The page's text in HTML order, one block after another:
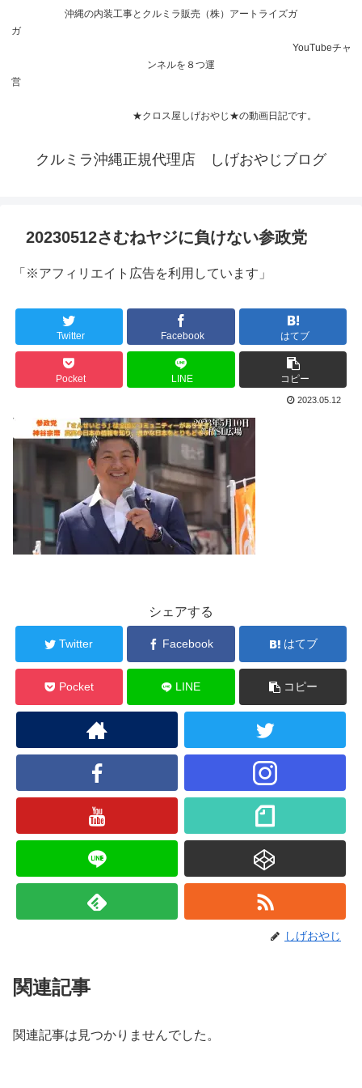
沖縄の内装工事とクルミラ販売（株）アートライズガ
ガ
YouTubeチャ
ンネルを８つ運
営
★クロス屋しげおやじ★の動画日記です。
クルミラ沖縄正規代理店 しげおやじブログ
20230512さむねヤジに負けない参政党
「※アフィリエイト広告を利用しています」
Twitter Facebook はてブ
Pocket LINE コピー
2023.05.12
シェアする
Twitter Facebook はてブ
Pocket LINE コピー
しげおやじ
関連記事
関連記事は見つかりませんでした。